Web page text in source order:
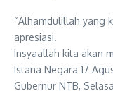
“Alhamdulillah yang
apresiasi.
Insyaallah kita akan
Istana Negara 17
Gubernur NTB,